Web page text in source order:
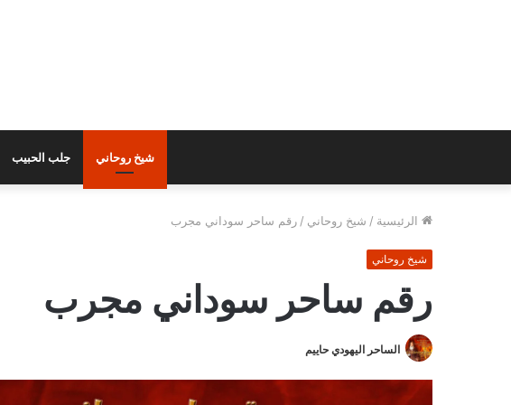
شيخ روحاني جلب الحبيب
الرئيسية / شيخ روحاني / رقم ساحر سوداني مجرب
شيخ روحاني
رقم ساحر سوداني مجرب
الساحر اليهودي حاييم